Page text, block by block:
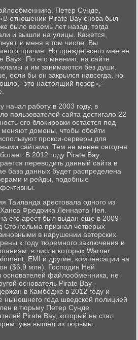
Петер Сунде,
отношении Pirate Bay снова был
было восемь лет назад, тогда
и вышли на улицы. Кажется,
и меня в том числе. Вы
причин. Но прежде всего мне не
Bay». По его мнению, на сайте
и им занимаются без души.
если бы он закрылся навсегда, но
это настоящий позор»,-
начал работу в 2003 году, в
пользователей сайта достигало 22
его блокировки остается под
меняют домены, чтобы обойти
прокси-серверы для
сайтами. Тем не менее сегодня
В 2012 году Pirate Bay
переводить данный сайта в
база данных будет распределена
и рейды, подобные
Таиланда арестовала одного из
Фредрика Леннарта Нея.
его арест был выдан еще в 2009
Стокгольма признал четверых
в нарушении авторских
к году тюремного заключения и
в числе которых Warner
EMI и другие, компенсации на
($6,9 млн). Господин Ней
основателей файлообменника, не
основатель Pirate Bay -
в Камбодже в 2012 году и
года шведской полицией
в тюрьму Петер Сунде.
Pirate Bay, который не стал
уже вышел из тюрьмы.